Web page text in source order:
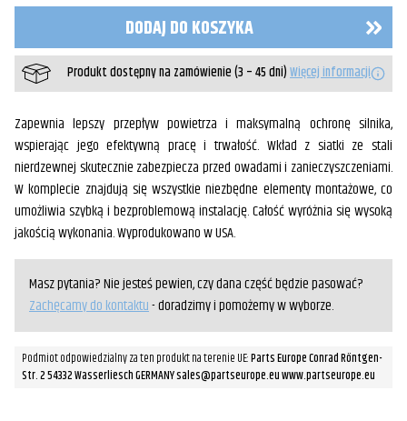
Czarny
DODAJ DO KOSZYKA
Produkt dostępny na zamówienie (3 – 45 dni)Więcej informacji
Zapewnia lepszy przepływ powietrza i maksymalną ochronę silnika,
wspierając jego efektywną pracę i trwałość. Wkład z siatki ze stali
nierdzewnej skutecznie zabezpiecza przed owadami i zanieczyszczeniami.
W komplecie znajdują się wszystkie niezbędne elementy montażowe, co
umożliwia szybką i bezproblemową instalację. Całość wyróżnia się wysoką
jakością wykonania. Wyprodukowano w USA.
Masz pytania? Nie jesteś pewien, czy dana część będzie pasować?
Zachęcamy do kontaktu- doradzimy i pomożemy w wyborze.
Podmiot odpowiedzialny za ten produkt na terenie UE:Parts Europe Conrad Röntgen-
Str. 2 54332 Wasserliesch GERMANY sales@partseurope.eu www.partseurope.eu